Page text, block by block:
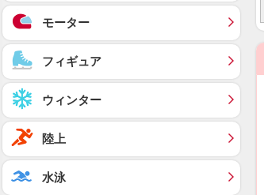
モーター
フィギュア
ウィンター
陸上
水泳